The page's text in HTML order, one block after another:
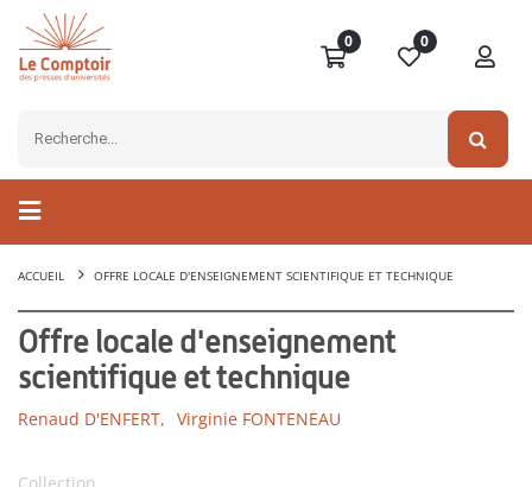
0 0
ACCUEIL OFFRE LOCALE D'ENSEIGNEMENT SCIENTIFIQUE ET TECHNIQUE
Offre locale d'enseignement
scientifique et technique
Renaud D'ENFERT, Virginie FONTENEAU